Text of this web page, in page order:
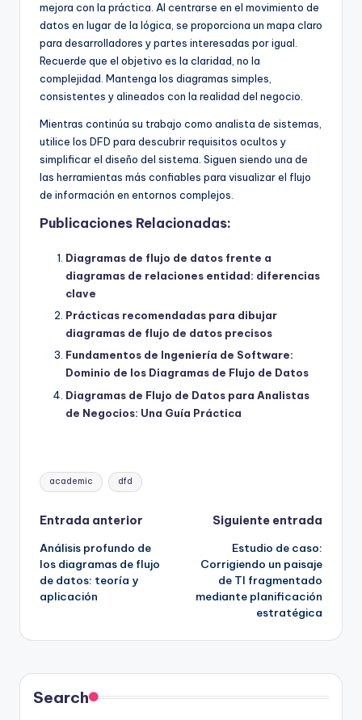
mejora con la práctica. Al centrarse en el movimiento de
datos en lugar de la lógica, se proporciona un mapa claro
para desarrolladores y partes interesadas por igual.
Recuerde que el objetivo es la claridad, no la
complejidad. Mantenga los diagramas simples,
consistentes y alineados con la realidad del negocio.
Mientras continúa su trabajo como analista de sistemas,
utilice los DFD para descubrir requisitos ocultos y
simplificar el diseño del sistema. Siguen siendo una de
las herramientas más confiables para visualizar el flujo
de información en entornos complejos.
Publicaciones Relacionadas:
Diagramas de flujo de datos frente a
diagramas de relaciones entidad: diferencias
clave
Prácticas recomendadas para dibujar
diagramas de flujo de datos precisos
Fundamentos de Ingeniería de Software:
Dominio de los Diagramas de Flujo de Datos
Diagramas de Flujo de Datos para Analistas
de Negocios: Una Guía Práctica
Etiquetas:
academic dfd
Navegación
de
entradas
Entrada anterior
Análisis profundo de
los diagramas de flujo
de datos: teoría y
aplicación
Siguiente entrada
Estudio de caso:
Corrigiendo un paisaje
de TI fragmentado
mediante planificación
estratégica
Search